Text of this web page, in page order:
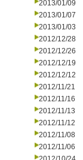
2013/01/09
2013/01/07
2013/01/03
2012/12/28
2012/12/26
2012/12/19
2012/12/12
2012/11/21
2012/11/16
2012/11/13
2012/11/12
2012/11/08
2012/11/06